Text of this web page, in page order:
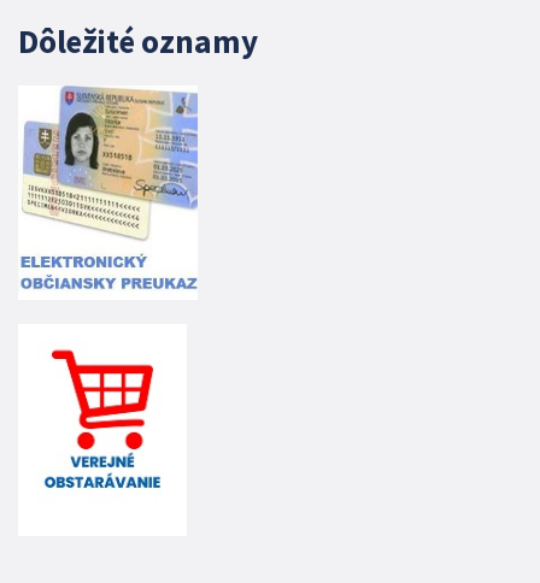
Dôležité oznamy